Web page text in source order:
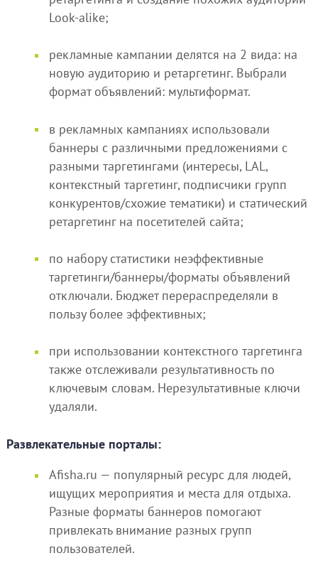
Look-alike;
рекламные кампании делятся на 2 вида: на
новую аудиторию и ретаргетинг. Выбрали
формат объявлений: мультиформат.
в рекламных кампаниях использовали
баннеры с различными предложениями с
разными таргетингами (интересы, LAL,
контекстный таргетинг, подписчики групп
конкурентов/схожие тематики) и статический
ретаргетинг на посетителей сайта;
по набору статистики неэффективные
таргетинги/баннеры/форматы объявлений
отключали. Бюджет перераспределяли в
пользу более эффективных;
при использовании контекстного таргетинга
также отслеживали результативность по
ключевым словам. Нерезультативные ключи
удаляли.
Развлекательные порталы:
Afisha.ru — популярный ресурс для людей,
ищущих мероприятия и места для отдыха.
Разные форматы баннеров помогают
привлекать внимание разных групп
пользователей.